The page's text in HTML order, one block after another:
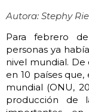
Autora: Stephy
Para febrero
personas ya
nivel mundial. De
en 10 países
mundial (ONU,
producción de